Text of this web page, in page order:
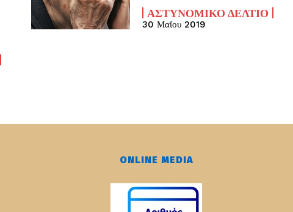
ΑΣΤΥΝΟΜΙΚΌ ΔΕΛΤΊΟ
30 Μαΐου 2019
ONLINE MEDIA